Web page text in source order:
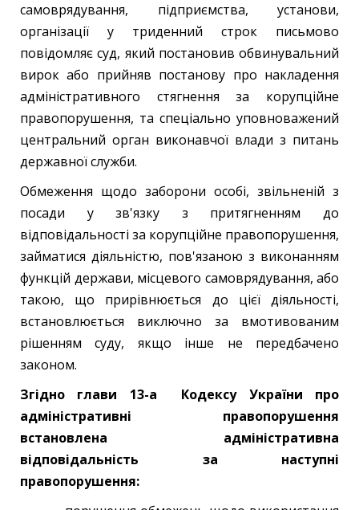
самоврядування, підприємства, установи,
організації у триденний строк письмово
повідомляє суд, який постановив обвинувальний
вирок або прийняв постанову про накладення
адміністративного стягнення за корупційне
правопорушення, та спеціально уповноважений
центральний орган виконавчої влади з питань
державної служби.
Обмеження щодо заборони особі, звільненій з
посади у зв'язку з притягненням до
відповідальності за корупційне правопорушення,
займатися діяльністю, пов'язаною з виконанням
функцій держави, місцевого самоврядування, або
такою, що прирівнюється до цієї діяльності,
встановлюється виключно за вмотивованим
рішенням суду, якщо інше не передбачено
законом.
Згідно глави 13-а Кодексу України про
адміністративні правопорушення
встановлена адміністративна
відповідальність за наступні
правопорушення: